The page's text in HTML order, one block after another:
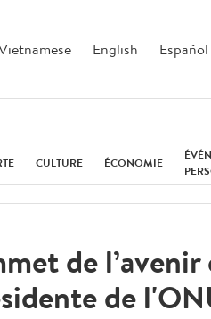
English Español
CULTURE ÉCONOMIE
de l’avenir
de